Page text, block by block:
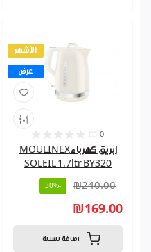
الأشهر
عرض
0
ابريق كهرباءMOULINEX
SOLEIL 1.7ltr BY320
₪240.00
-30%
₪169.00
اضافة للسلة